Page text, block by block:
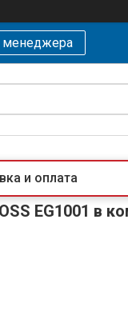
менеджера
и оплата
EG1001 в